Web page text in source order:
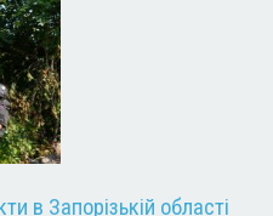
в Запорізькій області